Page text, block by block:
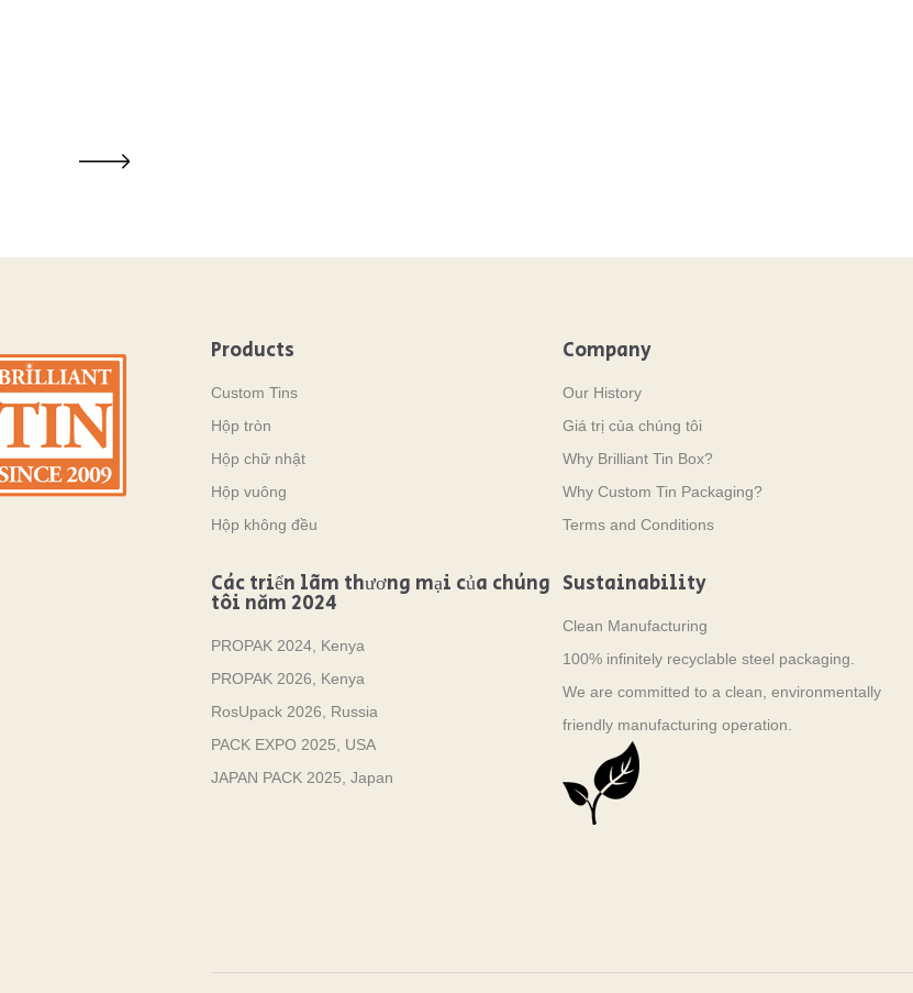
Products
Custom Tins
Hộp tròn
Hộp chữ nhật
Hộp vuông
Hộp không đều
Company
Our History
Giá trị của chúng tôi
Why Brilliant Tin Box?
Why Custom Tin Packaging?
Terms and Conditions
Các triển lãm thương mại của chúng
tôi năm 2024
PROPAK 2024, Kenya
PROPAK 2026, Kenya
RosUpack 2026, Russia
PACK EXPO 2025, USA
JAPAN PACK 2025, Japan
Sustainability
Clean Manufacturing
100% infinitely recyclable steel packaging.
We are committed to a clean, environmentally
friendly manufacturing operation.